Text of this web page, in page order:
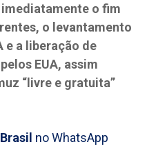
o fim
o levantamento
e a liberação de
EUA, assim
“livre e gratuita”
no WhatsApp